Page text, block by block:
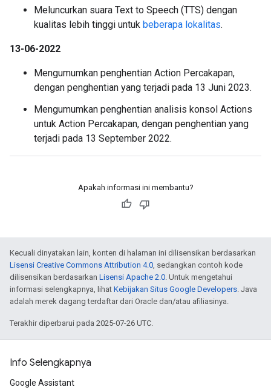
Meluncurkan suara Text to Speech (TTS) dengan
kualitas lebih tinggi untuk beberapa lokalitas.
13-06-2022
Mengumumkan penghentian Action Percakapan,
dengan penghentian yang terjadi pada 13 Juni 2023.
Mengumumkan penghentian analisis konsol Actions
untuk Action Percakapan, dengan penghentian yang
terjadi pada 13 September 2022.
Apakah informasi ini membantu?
Kecuali dinyatakan lain, konten di halaman ini dilisensikan berdasarkan
Lisensi Creative Commons Attribution 4.0, sedangkan contoh kode
dilisensikan berdasarkan Lisensi Apache 2.0. Untuk mengetahui
informasi selengkapnya, lihat Kebijakan Situs Google Developers. Java
adalah merek dagang terdaftar dari Oracle dan/atau afiliasinya.
Terakhir diperbarui pada 2025-07-26 UTC.
Info Selengkapnya
Google Assistant